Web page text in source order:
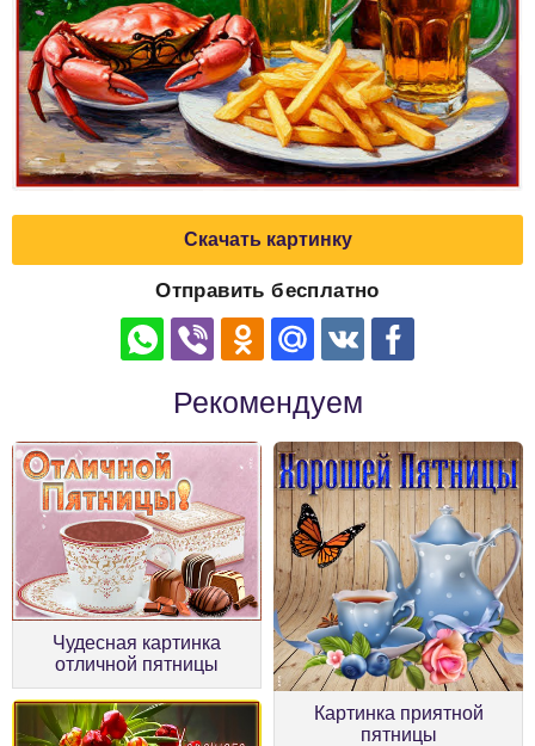
Скачать картинку
Отправить бесплатно
Рекомендуем
Чудесная картинка
отличной пятницы
Картинка приятной
пятницы